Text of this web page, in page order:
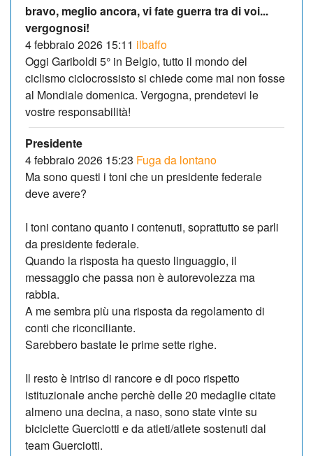
bravo, meglio ancora, vi fate guerra tra di voi...
vergognosi!
4 febbraio 2026 15:11 ilbaffo
Oggi Gariboldi 5° in Belgio, tutto il mondo del
ciclismo ciclocrossisto si chiede come mai non fosse
al Mondiale domenica. Vergogna, prendetevi le
vostre responsabilità!
Presidente
4 febbraio 2026 15:23 Fuga da lontano
Ma sono questi i toni che un presidente federale
deve avere?
I toni contano quanto i contenuti, soprattutto se parli
da presidente federale.
Quando la risposta ha questo linguaggio, il
messaggio che passa non è autorevolezza ma
rabbia.
A me sembra più una risposta da regolamento di
conti che riconciliante.
Sarebbero bastate le prime sette righe.
Il resto è intriso di rancore e di poco rispetto
istituzionale anche perchè delle 20 medaglie citate
almeno una decina, a naso, sono state vinte su
biciclette Guerciotti e da atleti/atlete sostenuti dal
team Guerciotti.